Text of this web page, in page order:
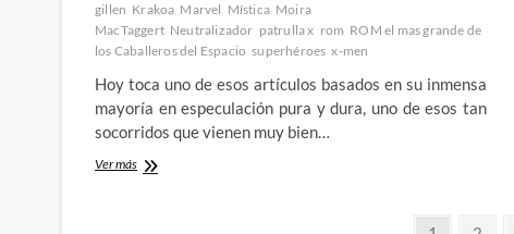
gillen Krakoa Marvel Mística Moira
MacTaggert Neutralizador patrulla x rom ROM el mas grande de
los Caballeros del Espacio superhéroes x-men
Hoy toca uno de esos artículos basados en su inmensa
mayoría en especulación pura y dura, uno de esos tan
socorridos que vienen muy bien…
Ver másEspeculando